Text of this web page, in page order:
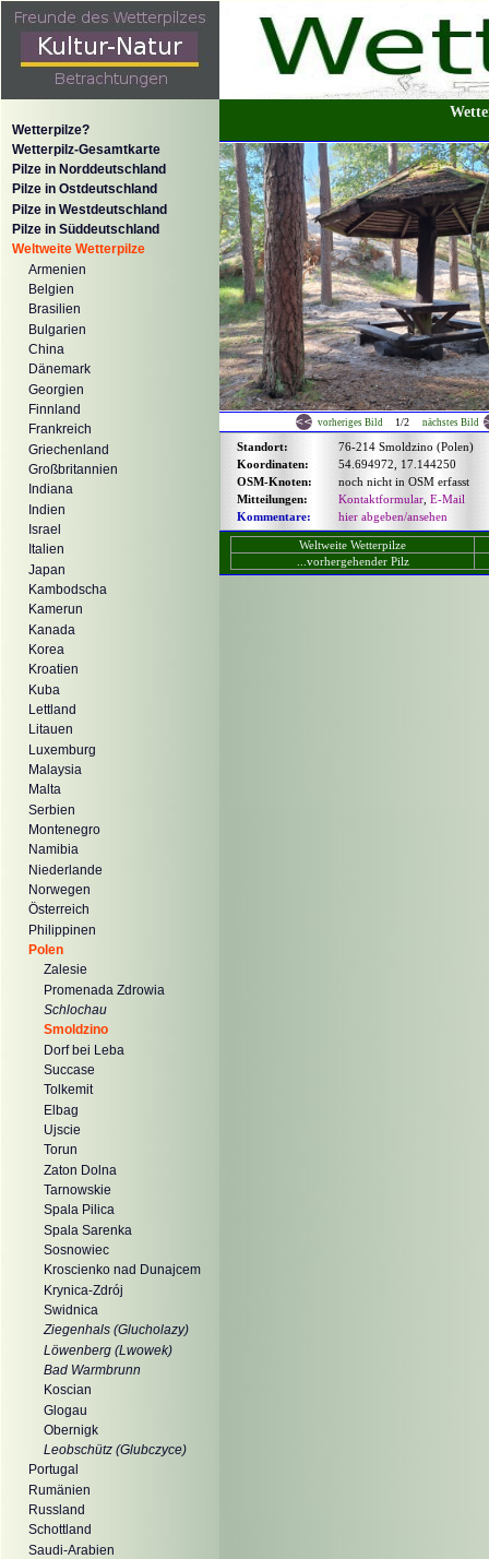
Wetterpilze?
Wetterpilz-Gesamtkarte
Pilze in Norddeutschland
Pilze in Ostdeutschland
Pilze in Westdeutschland
Pilze in Süddeutschland
Weltweite Wetterpilze
Armenien
Belgien
Brasilien
Bulgarien
China
Dänemark
Georgien
Finnland
Frankreich
Griechenland
Großbritannien
Indiana
Indien
Israel
Italien
Japan
Kambodscha
Kamerun
Kanada
Korea
Kroatien
Kuba
Lettland
Litauen
Luxemburg
Malaysia
Malta
Serbien
Montenegro
Namibia
Niederlande
Norwegen
Österreich
Philippinen
Polen
Zalesie
Promenada Zdrowia
Schlochau
Smoldzino
Dorf bei Leba
Succase
Tolkemit
Elbag
Ujscie
Torun
Zaton Dolna
Tarnowskie
Spala Pilica
Spala Sarenka
Sosnowiec
Kroscienko nad Dunajcem
Krynica-Zdrój
Swidnica
Ziegenhals (Glucholazy)
Löwenberg (Lwowek)
Bad Warmbrunn
Koscian
Glogau
Obernigk
Leobschütz (Glubczyce)
Portugal
Rumänien
Russland
Schottland
Saudi-Arabien
vorheriges Bild 1/2 nächstes Bild
Standort:
76-214 Smoldzino (Polen)
Koordinaten:
54.694972, 17.144250
OSM-Knoten:
noch nicht in OSM erfasst
Mitteilungen:
Kontaktformular E-Mail
Kommentare:
hier abgeben/ansehen
Weltweite Wetterpilze
...vorhergehender Pilz